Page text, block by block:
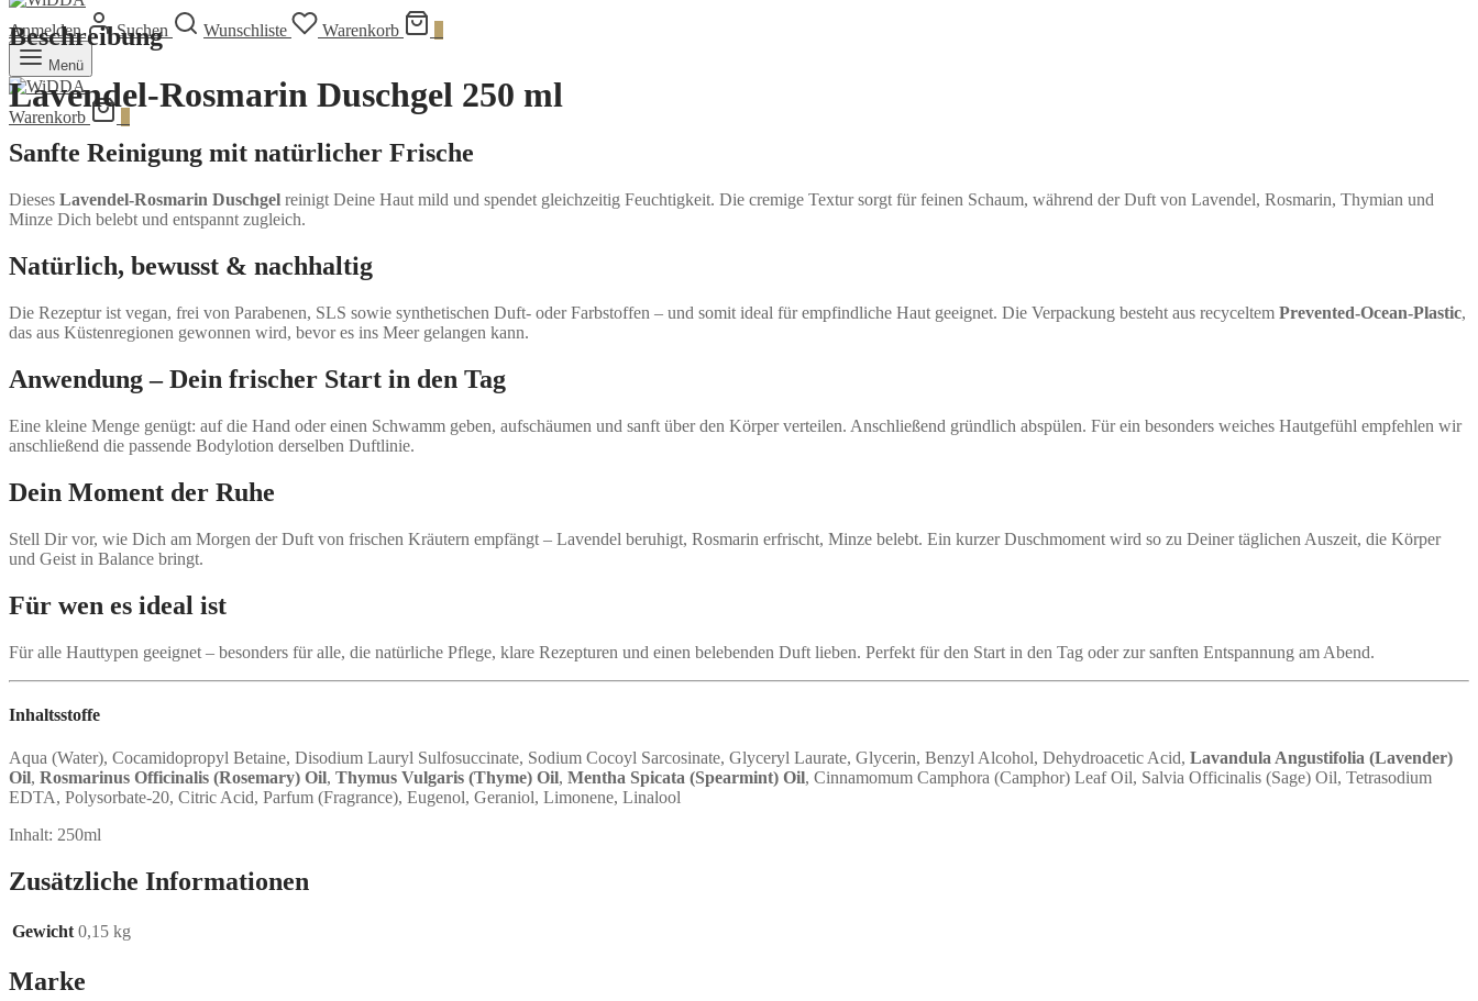
Anmelden Suchen Wunschliste Warenkorb
Menü
Warenkorb
Beschreibung
Lavendel-Rosmarin Duschgel 250 ml
Sanfte Reinigung mit natürlicher Frische
Dieses Lavendel-Rosmarin Duschgel reinigt Deine Haut mild und spendet gleichzeitig Feuchtigkeit. Die cremige Textur sorgt für feinen Schaum, während der Duft von Lavendel, Rosmarin, Thymian und
Minze Dich belebt und entspannt zugleich.
Natürlich, bewusst & nachhaltig
Die Rezeptur ist vegan, frei von Parabenen, SLS sowie synthetischen Duft- oder Farbstoffen – und somit ideal für empfindliche Haut geeignet. Die Verpackung besteht aus recyceltem Prevented-Ocean-Plastic,
das aus Küstenregionen gewonnen wird, bevor es ins Meer gelangen kann.
Anwendung – Dein frischer Start in den Tag
Eine kleine Menge genügt: auf die Hand oder einen Schwamm geben, aufschäumen und sanft über den Körper verteilen. Anschließend gründlich abspülen. Für ein besonders weiches Hautgefühl empfehlen wir
anschließend die passende Bodylotion derselben Duftlinie.
Dein Moment der Ruhe
Stell Dir vor, wie Dich am Morgen der Duft von frischen Kräutern empfängt – Lavendel beruhigt, Rosmarin erfrischt, Minze belebt. Ein kurzer Duschmoment wird so zu Deiner täglichen Auszeit, die Körper
und Geist in Balance bringt.
Für wen es ideal ist
Für alle Hauttypen geeignet – besonders für alle, die natürliche Pflege, klare Rezepturen und einen belebenden Duft lieben. Perfekt für den Start in den Tag oder zur sanften Entspannung am Abend.
Inhaltsstoffe
Aqua (Water), Cocamidopropyl Betaine, Disodium Lauryl Sulfosuccinate, Sodium Cocoyl Sarcosinate, Glyceryl Laurate, Glycerin, Benzyl Alcohol, Dehydroacetic Acid, Lavandula Angustifolia (Lavender)
Oil, Rosmarinus Officinalis (Rosemary) Oil, Thymus Vulgaris (Thyme) Oil, Mentha Spicata (Spearmint) Oil, Cinnamomum Camphora (Camphor) Leaf Oil, Salvia Officinalis (Sage) Oil, Tetrasodium
EDTA, Polysorbate-20, Citric Acid, Parfum (Fragrance), Eugenol, Geraniol, Limonene, Linalool
Inhalt: 250ml
Zusätzliche Informationen
Gewicht 0,15 kg
Marke